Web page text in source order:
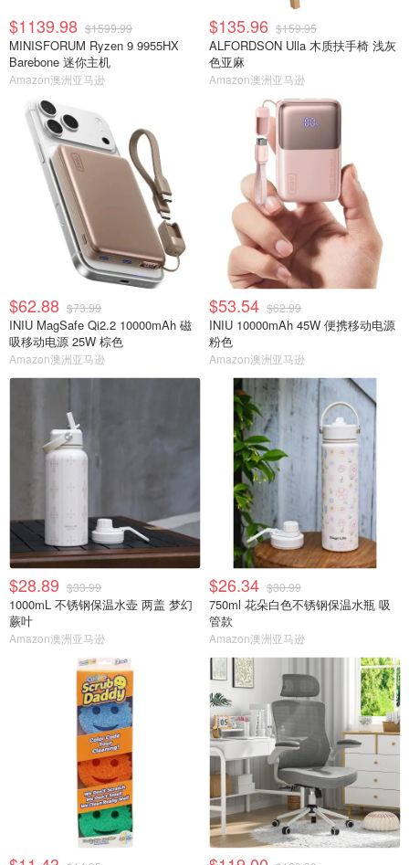
$1139.98 $1599.99
MINISFORUM Ryzen 9 9955HX
Barebone 迷你主机
Amazon澳洲亚马逊
$135.96 $159.95
ALFORDSON Ulla 木质扶手椅 浅灰
色亚麻
Amazon澳洲亚马逊
$62.88 $73.99
INIU MagSafe Qi2.2 10000mAh 磁
吸移动电源 25W 棕色
Amazon澳洲亚马逊
$53.54 $62.99
INIU 10000mAh 45W 便携移动电源
粉色
Amazon澳洲亚马逊
$28.89 $33.99
1000mL 不锈钢保温水壶 两盖 梦幻
蕨叶
Amazon澳洲亚马逊
$26.34 $30.99
750ml 花朵白色不锈钢保温水瓶 吸
管款
Amazon澳洲亚马逊